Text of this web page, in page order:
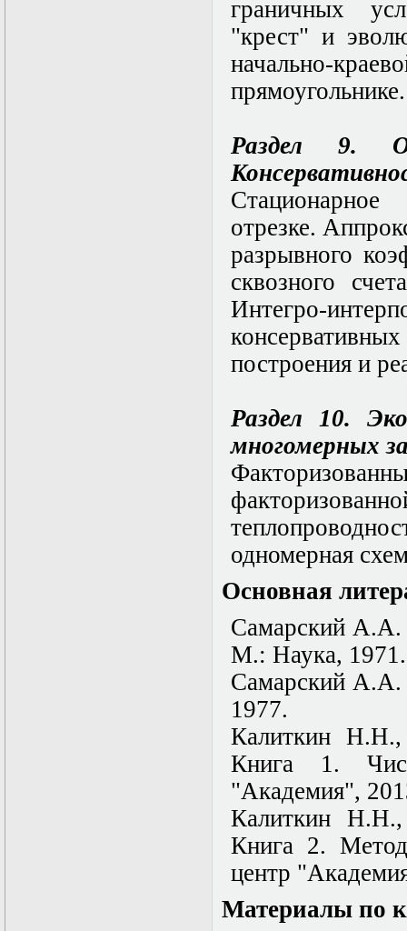
граничных
"крест" и
начально-
прямоугольнике.
Раздел 9.
отрезке.
разрывного
сквозного
Интегро-
построения и
Раздел 10.
многомерных
одномерная
Основная
Самарский А.А.
М.: Наука, 1971.
Самарский
1977.
Калиткин
Книга 1.
"Академия",
Калиткин
Книга 2.
центр
Материалы по